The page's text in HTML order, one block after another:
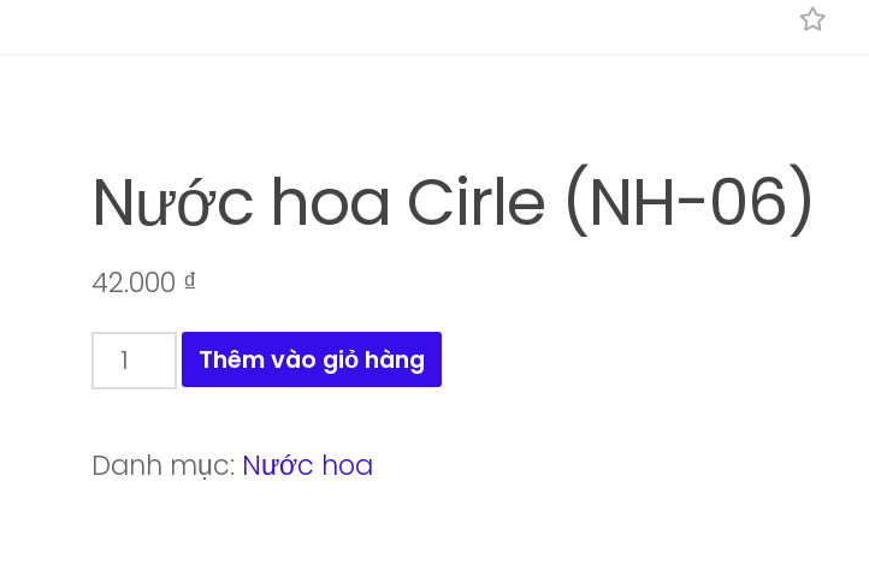
Nước hoa Cirle (NH-06)
42.000 ₫
Nước
hoa
(NH-
Thêm vào giỏ hàng
Danh mục: Nước hoa